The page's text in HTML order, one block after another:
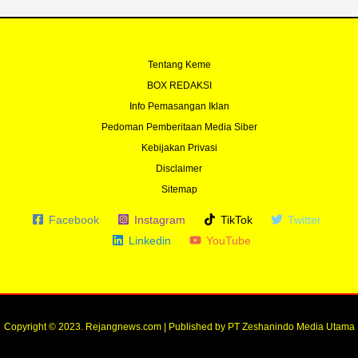
Tentang Keme
BOX REDAKSI
Info Pemasangan Iklan
Pedoman Pemberitaan Media Siber
Kebijakan Privasi
Disclaimer
Sitemap
Facebook Instagram TikTok
Twitter
Linkedin
YouTube
Copyright © 2023. Rejangnews.com | Published by PT Zeshanindo Media Utama